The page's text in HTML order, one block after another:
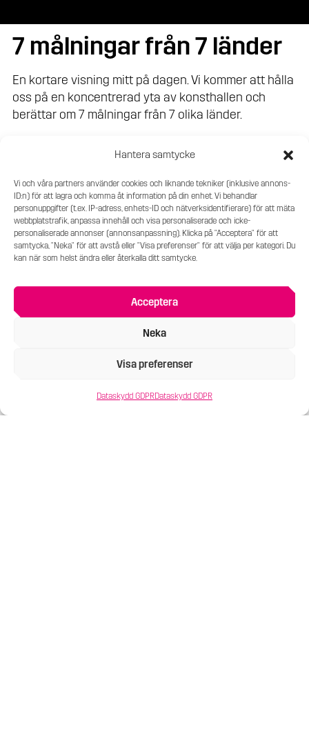
Hantera samtycke
Vi och våra partners använder cookies och liknande tekniker (inklusive annons-
ID:n) för att lagra och komma åt information på din enhet. Vi behandlar
personuppgifter (t.ex. IP-adress, enhets-ID och nätverksidentifierare) för att mäta
webbplatstrafik, anpassa innehåll och visa personaliserade och icke-
personaliserade annonser (annonsanpassning). Klicka på "Acceptera" för att
samtycka, "Neka" för att avstå eller "Visa preferenser" för att välja per kategori. Du
kan när som helst ändra eller återkalla ditt samtycke.
Acceptera
Neka
Visa preferenser
Dataskydd GDPRDataskydd GDPR
7 målningar från 7 länder
En kortare visning mitt på dagen. Vi kommer att hålla
oss på en koncentrerad yta av konsthallen och
berättar om 7 målningar från 7 olika länder.
från hela världen. Det är en färgsprakande
utställning som inte lämnar någon oberörd.
Visningen startar 12:30 och varar i cirka 35 minuter.
Konsthallen har öppet till 13:30.
Denna visning är del 1 i en visningsserie om måleri
Konstmuseum. Nästa tillfälle i serien äger rum den
12:e november på Norrköpings Konstmuseum.
Pris: 140 kr. Förboka gärna din plats.